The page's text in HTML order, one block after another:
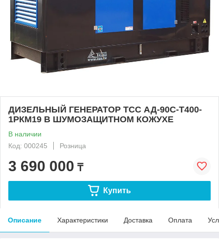
ДИЗЕЛЬНЫЙ ГЕНЕРАТОР ТСС АД-90С-Т400-
1РКМ19 В ШУМОЗАЩИТНОМ КОЖУХЕ
В наличии
Код: 000245
Розница
3 690 000 ₸
Купить
Описание Характеристики Доставка Оплата